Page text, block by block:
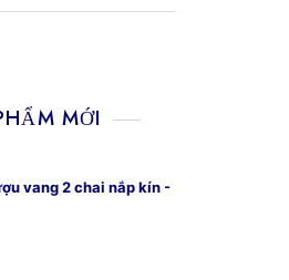
MỚI
vang 2 chai nắp kín -